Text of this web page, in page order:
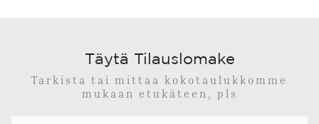
Täytä Tilauslomake
Tarkista tai mittaa kokotaulukkomme
mukaan etukäteen, pls